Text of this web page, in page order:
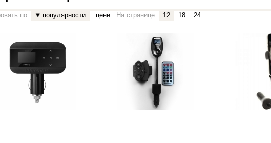
по: популярности цене На странице: 12 18 24